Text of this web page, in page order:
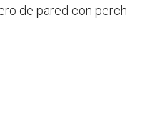
de pared con perch